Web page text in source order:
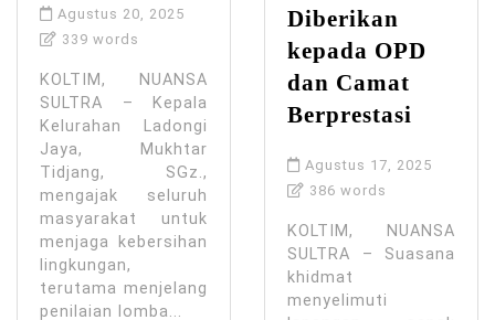
Agustus 20, 2025
339 words
KOLTIM, NUANSA
SULTRA – Kepala
Kelurahan Ladongi
Jaya, Mukhtar
Tidjang, SGz.,
mengajak seluruh
masyarakat untuk
menjaga kebersihan
lingkungan,
terutama menjelang
penilaian lomba...
Diberikan
kepada OPD
dan Camat
Berprestasi
Agustus 17, 2025
386 words
KOLTIM, NUANSA
SULTRA – Suasana
khidmat
menyelimuti